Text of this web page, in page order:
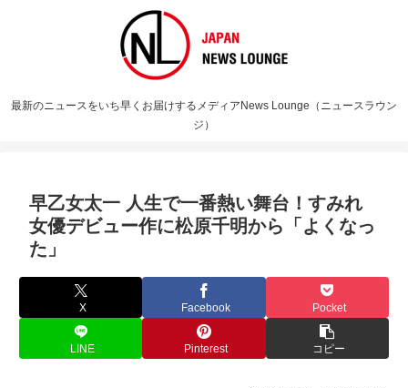
最新のニュースをいち早くお届けするメディアNews Lounge（ニュースラウン
ジ）
早乙女太一 人生で一番熱い舞台！すみれ
女優デビュー作に松原千明から「よくなっ
た」
X Facebook Pocket
LINE Pinterest コピー